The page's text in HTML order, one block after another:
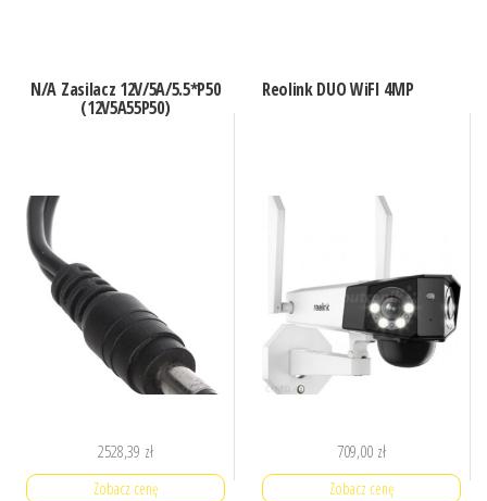
N/A Zasilacz 12V/5A/5.5*P50
(12V5A55P50)
2528,39 zł
Zobacz cenę
Reolink DUO WiFI 4MP
709,00 zł
Zobacz cenę